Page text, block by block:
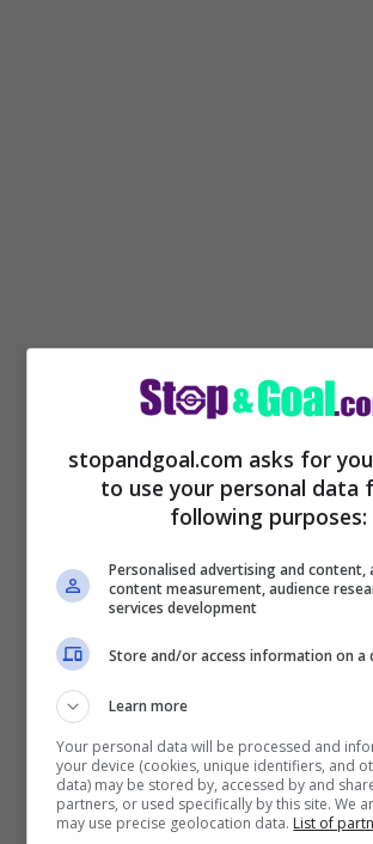
Calciomercato Juventus
stopandgoal.com asks for
to use your personal data
following purposes:
Personalised advertising and content,
content measurement, audience
services development
Store and/or access information on a
Learn more
Your personal data will be processed and
your device (cookies, unique identifiers, and
data) may be stored by, accessed by and
partners, or used specifically by this site. We
may use precise geolocation data. List of